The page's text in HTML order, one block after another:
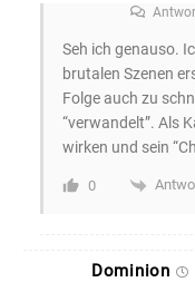
Seh ich genauso.
brutalen Szenen
Folge auch zu
“verwandelt”. Als
wirken und sein
0
Dominion